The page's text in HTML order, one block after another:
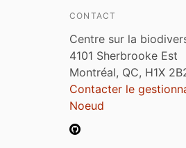
CONTACT
Centre sur la
4101 Sherbrooke Est
Montréal, QC, H1X
Contacter le
Noeud